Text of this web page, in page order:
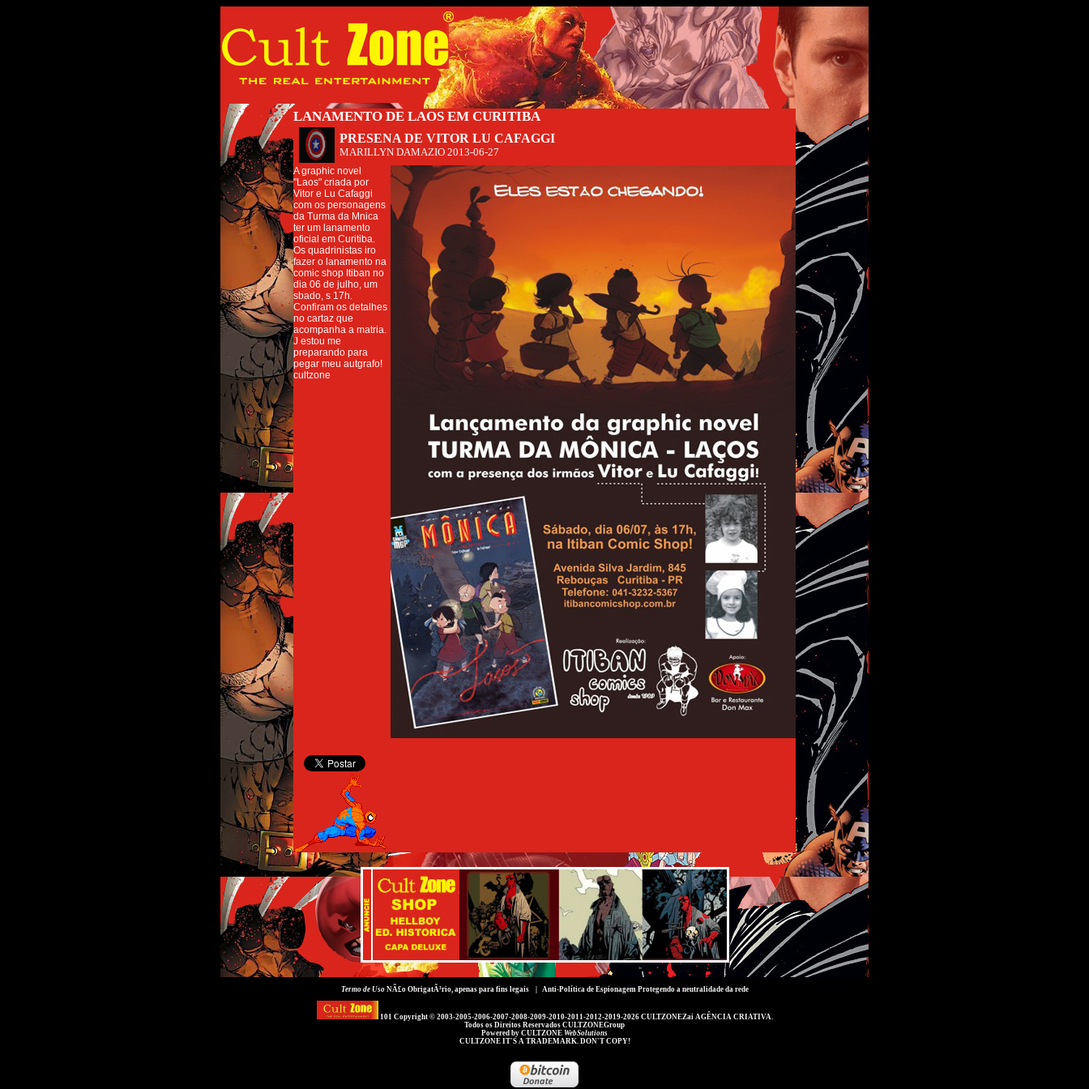
LANAMENTO DE LAOS EM CURITIBA
PRESENA DE VITOR LU CAFAGGI
MARILLYN DAMAZIO 2013-06-27
A graphic novel
"Laos" criada por
Vitor e Lu Cafaggi
com os personagens
da Turma da Mnica
ter um lanamento
oficial em Curitiba.
Os quadrinistas iro
fazer o lanamento na
comic shop Itiban no
dia 06 de julho, um
sbado, s 17h.
Confiram os detalhes
no cartaz que
acompanha a matria.
J estou me
preparando para
pegar meu autgrafo!
cultzone
Termo de UsoNÃ£o ObrigatÃ³rio, apenas para fins legais | Anti-Política de EspionagemProtegendo a neutralidade da rede
101 Copyright © 2003-2005-2006-2007-2008-2009-2010-2011-2012-2019-2026 CULTZONEZai AGÊNCIA CRIATIVA.
Todos os Direitos Reservados CULTZONEGroup
Powered by CULTZONE WebSolutions
CULTZONE IT'S A TRADEMARK. DON'T COPY!